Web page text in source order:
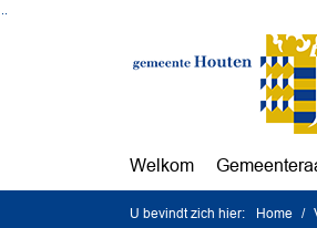
Welkom
U bevindt zich hier: Home